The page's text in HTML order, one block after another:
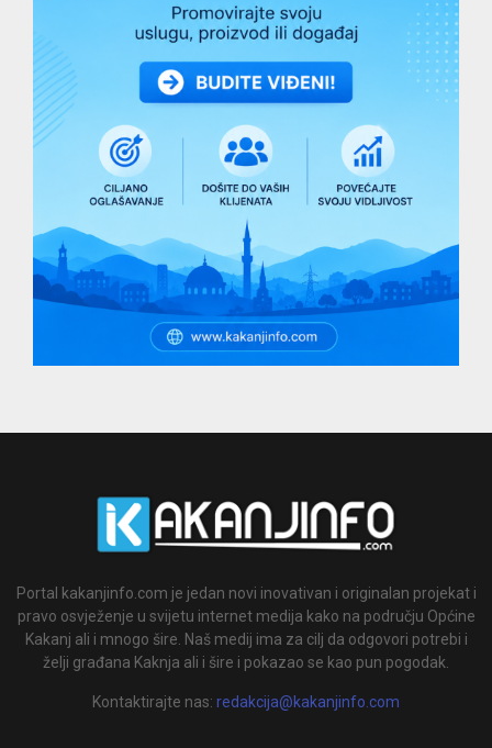
Portal kakanjinfo.com je jedan novi inovativan i originalan projekat i
pravo osvježenje u svijetu internet medija kako na području Općine
Kakanj ali i mnogo šire. Naš medij ima za cilj da odgovori potrebi i
želji građana Kaknja ali i šire i pokazao se kao pun pogodak.
Kontaktirajte nas: redakcija@kakanjinfo.com